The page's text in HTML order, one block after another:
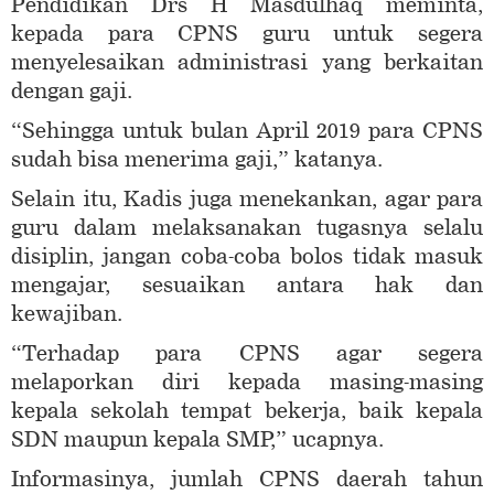
Pendidikan Drs H Masdulhaq meminta,
kepada para CPNS guru untuk segera
menyelesaikan administrasi yang berkaitan
dengan gaji.
“Sehingga untuk bulan April 2019 para CPNS
sudah bisa menerima gaji,” katanya.
Selain itu, Kadis juga menekankan, agar para
guru dalam melaksanakan tugasnya selalu
disiplin, jangan coba-coba bolos tidak masuk
mengajar, sesuaikan antara hak dan
kewajiban.
“Terhadap para CPNS agar segera
melaporkan diri kepada masing-masing
kepala sekolah tempat bekerja, baik kepala
SDN maupun kepala SMP,” ucapnya.
Informasinya, jumlah CPNS daerah tahun